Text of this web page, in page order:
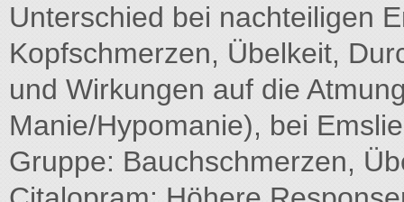
Unterschied bei nachteiligen
Kopfschmerzen, Übelkeit,
und Wirkungen auf die
Manie/Hypomanie), bei
Gruppe: Bauchschmerzen,